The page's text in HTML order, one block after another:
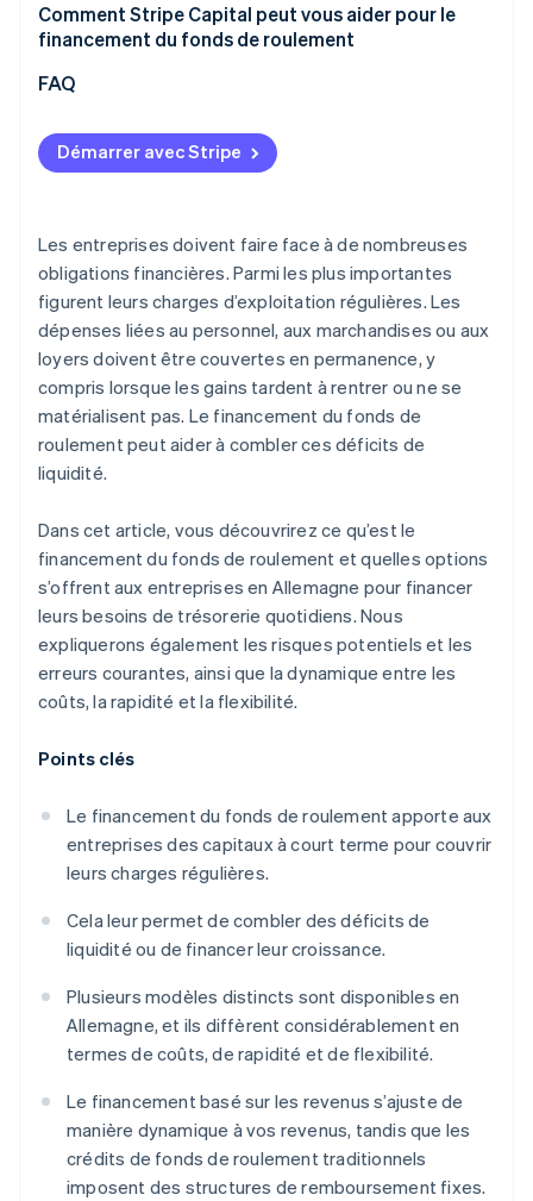
Évaluation globale
Sous-estimer les besoins réels en capitaux
trésorerie
Négliger la flexibilité et les évolutions futures
Comment Stripe Capital peut vous aider pour le
financement du fonds de roulement
FAQ
Démarrer avec Stripe
Les entreprises doivent faire face à de nombreuses
obligations financières. Parmi les plus importantes
figurent leurs charges d’exploitation régulières. Les
dépenses liées au personnel, aux marchandises ou aux
loyers doivent être couvertes en permanence, y
compris lorsque les gains tardent à rentrer ou ne se
matérialisent pas. Le financement du fonds de
roulement peut aider à combler ces déficits de
liquidité.
Dans cet article, vous découvrirez ce qu’est le
financement du fonds de roulement et quelles options
s’offrent aux entreprises en Allemagne pour financer
leurs besoins de trésorerie quotidiens. Nous
expliquerons également les risques potentiels et les
erreurs courantes, ainsi que la dynamique entre les
coûts, la rapidité et la flexibilité.
Points clés
Le financement du fonds de roulement apporte aux
entreprises des capitaux à court terme pour couvrir
leurs charges régulières.
Cela leur permet de combler des déficits de
liquidité ou de financer leur croissance.
Plusieurs modèles distincts sont disponibles en
Allemagne, et ils diffèrent considérablement en
termes de coûts, de rapidité et de flexibilité.
Le financement basé sur les revenus s’ajuste de
manière dynamique à vos revenus, tandis que les
crédits de fonds de roulement traditionnels
imposent des structures de remboursement fixes.